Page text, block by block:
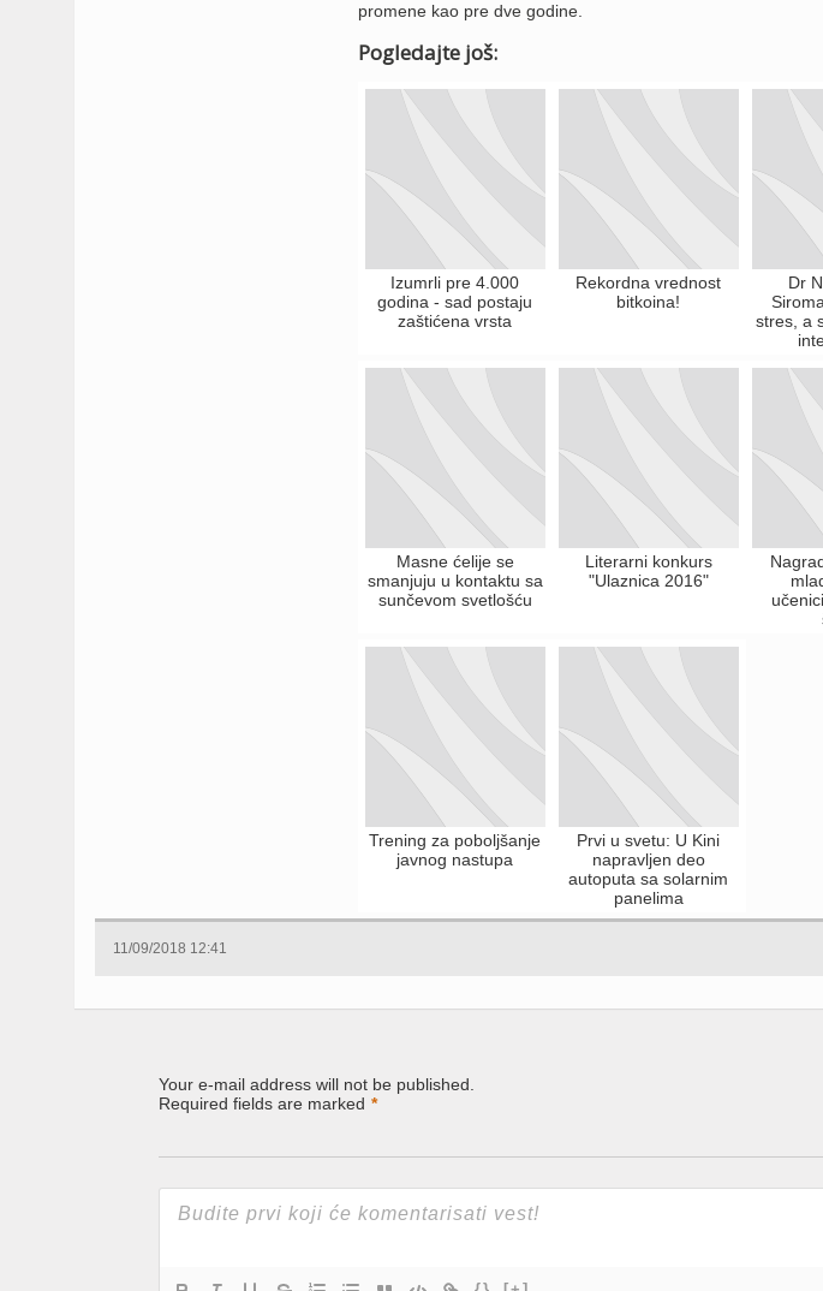
promene kao pre dve godine.
Pogledajte još:
Izumrli pre 4.000
godina - sad postaju
zaštićena vrsta
Rekordna vrednost
bitkoina!
Dr
stres, a
Masne ćelije se
smanjuju u kontaktu sa
sunčevom svetlošću
Literarni konkurs
"Ulaznica 2016"
Trening za poboljšanje
javnog nastupa
Prvi u svetu: U Kini
napravljen deo
autoputa sa solarnim
panelima
11/09/2018 12:41
Your e-mail address will not be published.
Required fields are marked *